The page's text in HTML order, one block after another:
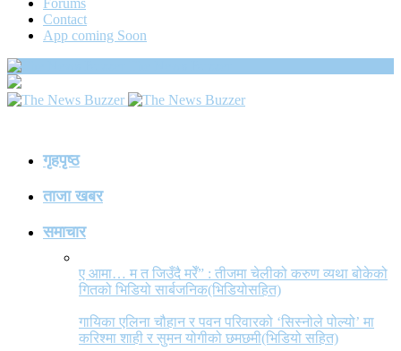
Forums
Contact
App coming Soon
गृहपृष्ठ
ताजा खबर
समाचार
ए आमा… म त जिउँदै मरेँ” : तीजमा चेलीको करुण व्यथा बोकेको
गितको भिडियो सार्बजनिक(भिडियोसहित)
गायिका एलिना चौहान र पवन परिवारको ‘सिस्नोले पोल्यो’ मा
करिश्मा शाही र सुमन योगीको छमछमी(भिडियो सहित)